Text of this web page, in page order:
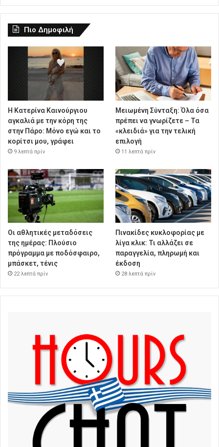
Πιο Δημοφιλή
Η Κατερίνα Καινούργιου
αγκαλιά με την κόρη της
στην Πάρο: Μόνο εγώ και το
κορίτσι μου, γράφει
9 λεπτά πρίν
Μειωμένη Σύνταξη: Όλα όσα
πρέπει να γνωρίζετε – Τα
«κλειδιά» για την τελική
επιλογή
11 λεπτά πρίν
Οι αθλητικές μεταδόσεις
της ημέρας: Πλούσιο
πρόγραμμα με ποδόσφαιρο,
μπάσκετ, τένις
22 λεπτά πρίν
Πινακίδες κυκλοφορίας με
λίγα κλικ: Τι αλλάζει σε
παραγγελία, πληρωμή και
έκδοση
28 λεπτά πρίν